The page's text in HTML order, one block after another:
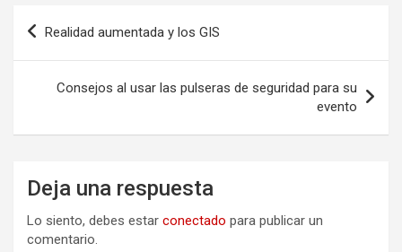
Navegación
Realidad aumentada y los GIS
Consejos al usar las pulseras de seguridad para su
evento
Deja una respuesta
Lo siento, debes estar conectado para publicar un
comentario.